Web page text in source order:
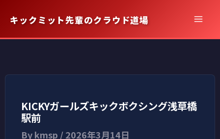
を
キ
キックミット先輩のクラウド道場
KICKYガールズキックボクシング浅草橋
駅前
Bykmsp /2026年3月14日